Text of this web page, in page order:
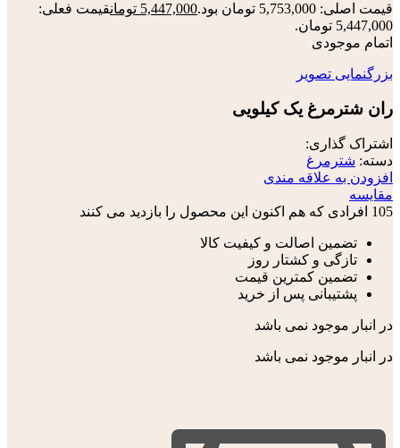
قیمت اصلی: 5,753,000 تومان بود.
5,447,000 تومانقیمت فعلی:
5,447,000 تومان.
اتمام موجودی
بزرگنمایی تصویر
ران شترمرغ یک کیلویی
اشتراک گذاری:
دسته: شترمرغ
افزودن به علاقه مندی
مقایسه
105 افرادی که هم اکنون این محصول را بازدید می کنند
تضمین اصالت و کیفیت کالا
تازگی و کشتار روز
تضمین کمترین قیمت
پشتیبانی پس از خرید
در انبار موجود نمی باشد
در انبار موجود نمی باشد